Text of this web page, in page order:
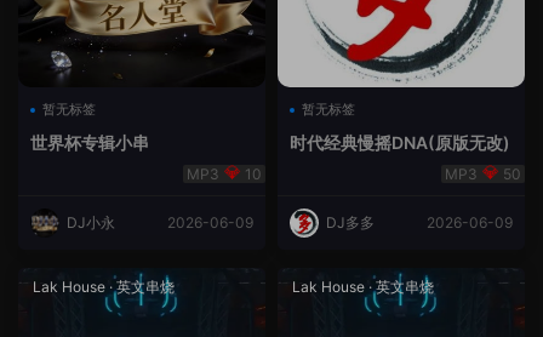
暂无标签
世界杯专辑小串
10
DJ小永 2026-06-09
暂无标签
时代经典慢摇DNA(原版无改)
50
DJ多多 2026-06-09
Lak House ·英文串烧 Lak House ·英文串烧